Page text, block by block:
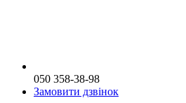
050 358-38-98
Замовити дзвінок